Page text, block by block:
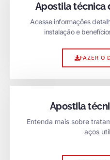
Apostila técnica
Acesse informações
instalação e
FAZER O
Apostila
Entenda mais sobre
aços